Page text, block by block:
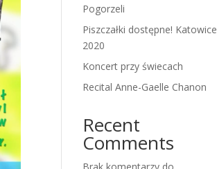
Pogorzeli
Piszczałki dostępne! Katowice
2020
Koncert przy świecach
Recital Anne-Gaelle Chanon
Recent
Comments